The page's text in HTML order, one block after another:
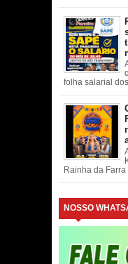
folha salarial dos
Rainha da Farra
NOSSO